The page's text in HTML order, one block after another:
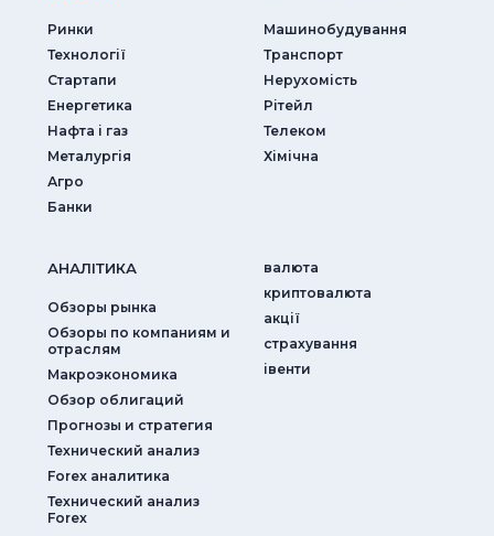
Ринки
Технології
Стартапи
Енергетика
Нафта і газ
Металургія
Агро
Банки
Машинобудування
Транспорт
Нерухомість
Рітейл
Телеком
Хімічна
АНАЛIТИКА
Обзоры рынка
Обзоры по компаниям и
отраслям
Макроэкономика
Обзор облигаций
Прогнозы и стратегия
Технический анализ
Forex аналитика
Технический анализ
Forex
валюта
криптовалюта
акції
страхування
iвенти